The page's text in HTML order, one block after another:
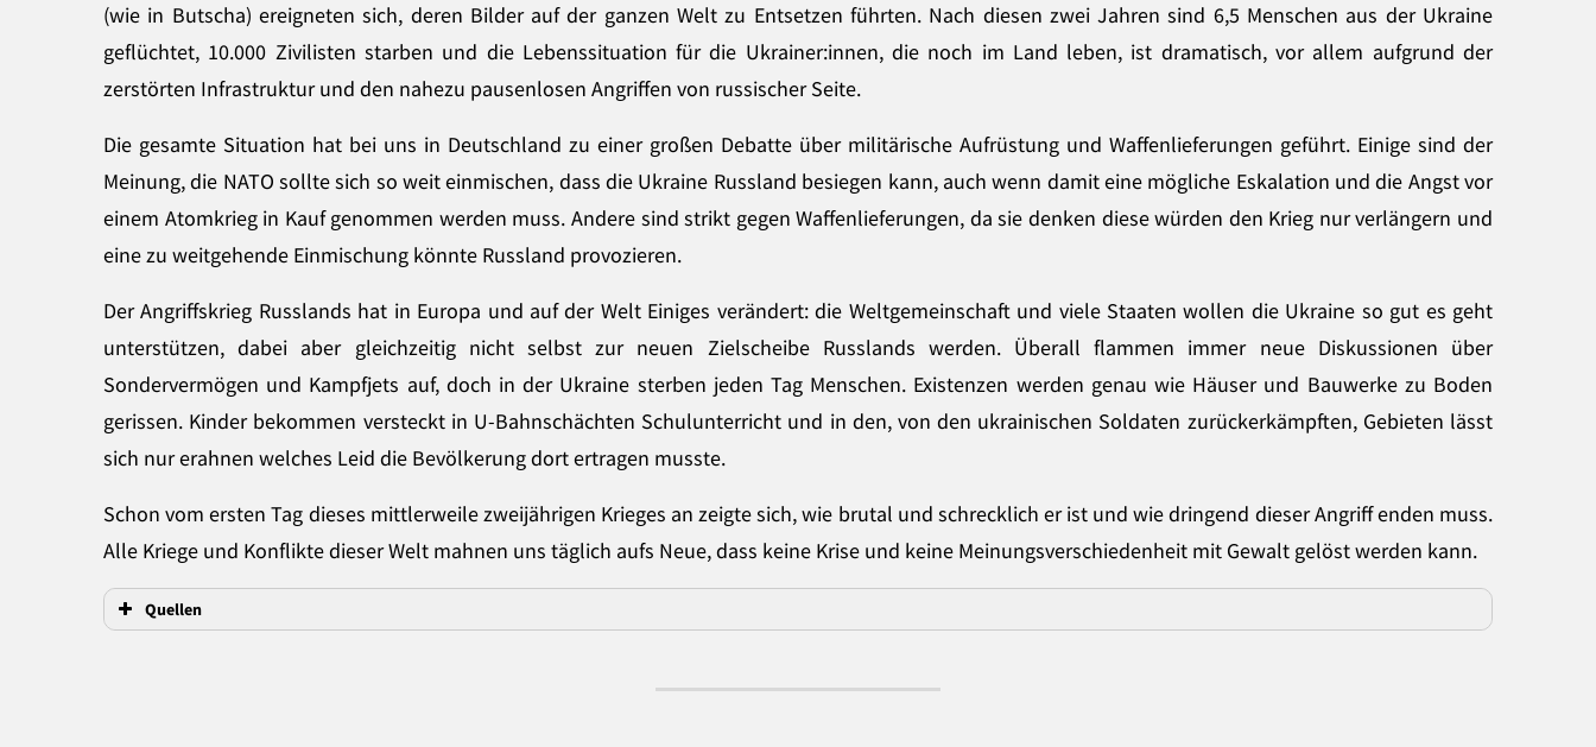
(wie in Butscha) ereigneten sich, deren Bilder auf der ganzen Welt zu Entsetzen führten. Nach diesen zwei Jahren sind 6,5 Menschen aus der Ukraine
geflüchtet, 10.000 Zivilisten starben und die Lebenssituation für die Ukrainer:innen, die noch im Land leben, ist dramatisch, vor allem aufgrund der
zerstörten Infrastruktur und den nahezu pausenlosen Angriffen von russischer Seite.
Die gesamte Situation hat bei uns in Deutschland zu einer großen Debatte über militärische Aufrüstung und Waffenlieferungen geführt. Einige sind der
Meinung, die NATO sollte sich so weit einmischen, dass die Ukraine Russland besiegen kann, auch wenn damit eine mögliche Eskalation und die Angst vor
einem Atomkrieg in Kauf genommen werden muss. Andere sind strikt gegen Waffenlieferungen, da sie denken diese würden den Krieg nur verlängern und
eine zu weitgehende Einmischung könnte Russland provozieren.
Der Angriffskrieg Russlands hat in Europa und auf der Welt Einiges verändert: die Weltgemeinschaft und viele Staaten wollen die Ukraine so gut es geht
unterstützen, dabei aber gleichzeitig nicht selbst zur neuen Zielscheibe Russlands werden. Überall flammen immer neue Diskussionen über
Sondervermögen und Kampfjets auf, doch in der Ukraine sterben jeden Tag Menschen. Existenzen werden genau wie Häuser und Bauwerke zu Boden
gerissen. Kinder bekommen versteckt in U-Bahnschächten Schulunterricht und in den, von den ukrainischen Soldaten zurückerkämpften, Gebieten lässt
sich nur erahnen welches Leid die Bevölkerung dort ertragen musste.
Schon vom ersten Tag dieses mittlerweile zweijährigen Krieges an zeigte sich, wie brutal und schrecklich er ist und wie dringend dieser Angriff enden muss.
Alle Kriege und Konflikte dieser Welt mahnen uns täglich aufs Neue, dass keine Krise und keine Meinungsverschiedenheit mit Gewalt gelöst werden kann.
Quellen